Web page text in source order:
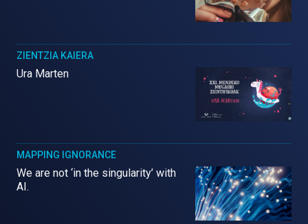
ZIENTZIA KAIERA
Ura Marten
MAPPING IGNORANCE
We are not ‘in the singularity’ with
AI.